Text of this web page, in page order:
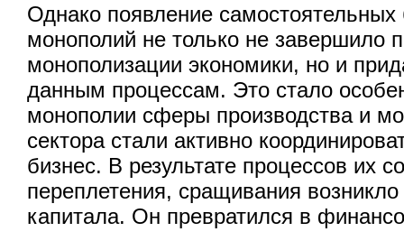
Однако появление самостоятельных
монополий не только не завершило
монополизации экономики, но и
данным процессам. Это стало
монополии сферы производства и
сектора стали активно
бизнес. В результате процессов их
переплетения, сращивания возникло
капитала. Он превратился в